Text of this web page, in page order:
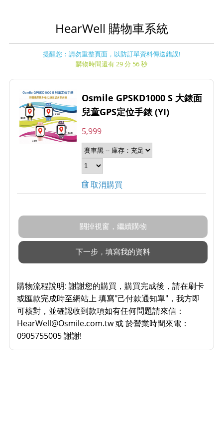
HearWell 購物車系統
提醒您：請勿重整頁面，以防訂單資料傳送錯誤!
購物時間還有 29 分 56 秒
Osmile GPSKD1000 S 大錶面
兒童GPS定位手錶 (YI)
5,999
取消購買
購物流程說明: 謝謝您的購買，購買完成後，請在刷卡
或匯款完成時至網站上 填寫"己付款通知單"，我方即
可核對，並確認收到款項如有任何問題請來信：
HearWell@Osmile.com.tw 或 於營業時間來電：
0905755005 謝謝!